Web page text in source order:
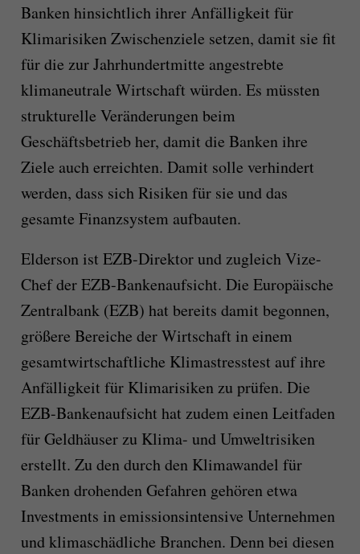
Banken hinsichtlich ihrer Anfälligkeit für
Klimarisiken Zwischenziele setzen, damit sie fit
für die zur Jahrhundertmitte angestrebte
klimaneutrale Wirtschaft würden. Es müssten
strukturelle Veränderungen beim
Geschäftsbetrieb her, damit die Banken ihre
Ziele auch erreichten. Damit solle verhindert
werden, dass sich Risiken für sie und das
gesamte Finanzsystem aufbauten.
Elderson ist EZB-Direktor und zugleich Vize-
Chef der EZB-Bankenaufsicht. Die Europäische
Zentralbank (EZB) hat bereits damit begonnen,
größere Bereiche der Wirtschaft in einem
gesamtwirtschaftliche Klimastresstest auf ihre
Anfälligkeit für Klimarisiken zu prüfen. Die
EZB-Bankenaufsicht hat zudem einen Leitfaden
für Geldhäuser zu Klima- und Umweltrisiken
erstellt. Zu den durch den Klimawandel für
Banken drohenden Gefahren gehören etwa
Investments in emissionsintensive Unternehmen
und klimaschädliche Branchen. Denn bei diesen